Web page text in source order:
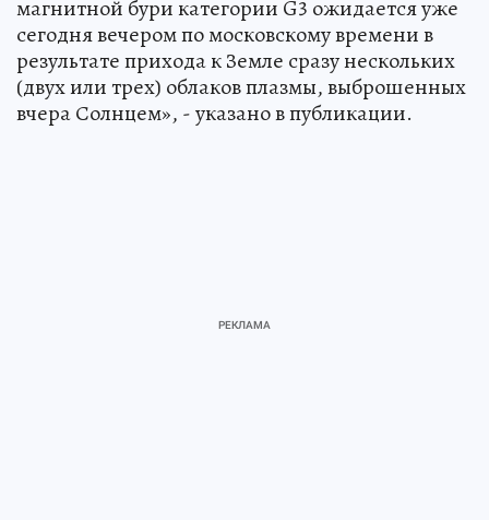
магнитной бури категории G3 ожидается уже
сегодня вечером по московскому времени в
результате прихода к Земле сразу нескольких
(двух или трех) облаков плазмы, выброшенных
вчера Солнцем», - указано в публикации.